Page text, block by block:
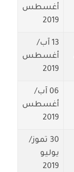
أغسطس
2019
13 آب/
أغسطس
2019
06 آب/
أغسطس
2019
30 تموز/
يوليو
2019